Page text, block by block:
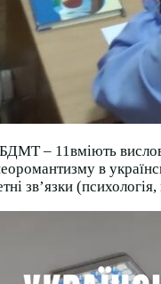
– 11вміють
в
зв’язки